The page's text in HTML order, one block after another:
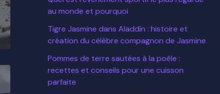
au monde et pourquoi
Tigre Jasmine dans Aladdin : histoire et
création du célèbre compagnon de Jasmine
Pommes de terre sautées à la poêle :
recettes et conseils pour une cuisson
parfaite